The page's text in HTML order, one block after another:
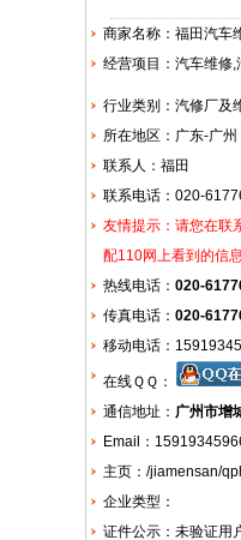
商家名称：福田汽车
经营项目：汽车维修
行业类别：汽修厂及
所在地区：广东-广州
联系人：福田
联系电话：020-
友情提示：请您在联
配110网上看到的信
热线电话： 020-
传真电话： 020-
移动电话：
在线ＱＱ：
通信地址： 广州市增
Email：
主页： /jiamensan/
企业类型：
证件公示：未验证用